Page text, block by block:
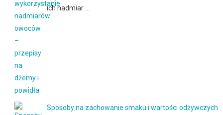
ich nadmiar …
Sposoby na zachowanie smaku i wartości odżywczych